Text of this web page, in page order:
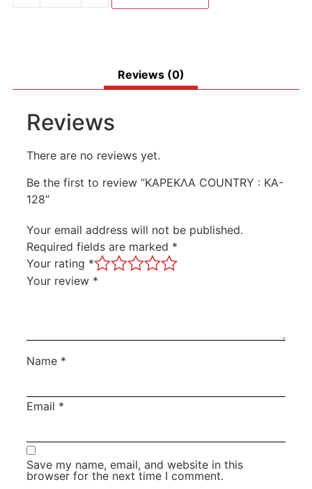
Reviews (0)
Reviews
There are no reviews yet.
Be the first to review “ΚΑΡΕΚΛΑ COUNTRY : KA-
128”
Your email address will not be published.
Required fields are marked *
Your rating *
Your review *
Name *
Email *
Save my name, email, and website in this
browser for the next time I comment.